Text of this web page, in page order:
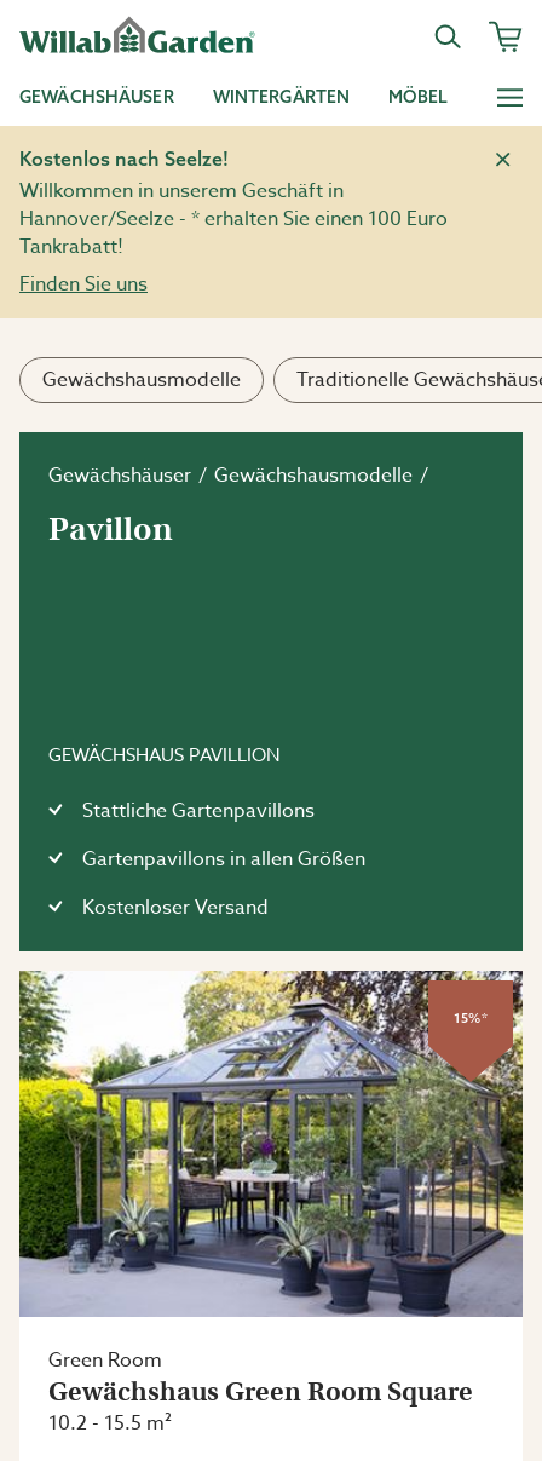
GEWÄCHSHÄUSER WINTERGÄRTEN MÖBEL
Kostenlos nach Seelze!
Willkommen in unserem Geschäft in
Hannover/Seelze - * erhalten Sie einen 100 Euro
Tankrabatt!
Finden Sie uns
Gewächshausmodelle Traditionelle
Gewächshäuser Gewächshausmodelle
Pavillon
GEWÄCHSHAUS PAVILLION
Stattliche Gartenpavillons
Gartenpavillons in allen Größen
Kostenloser Versand
15%*
Green Room
Gewächshaus Green Room Square
10.2 - 15.5 m²